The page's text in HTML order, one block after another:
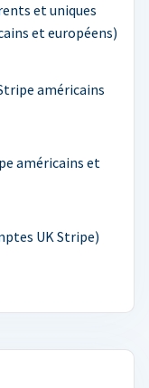
et uniques
et européens)
américains
américains et
UK Stripe)